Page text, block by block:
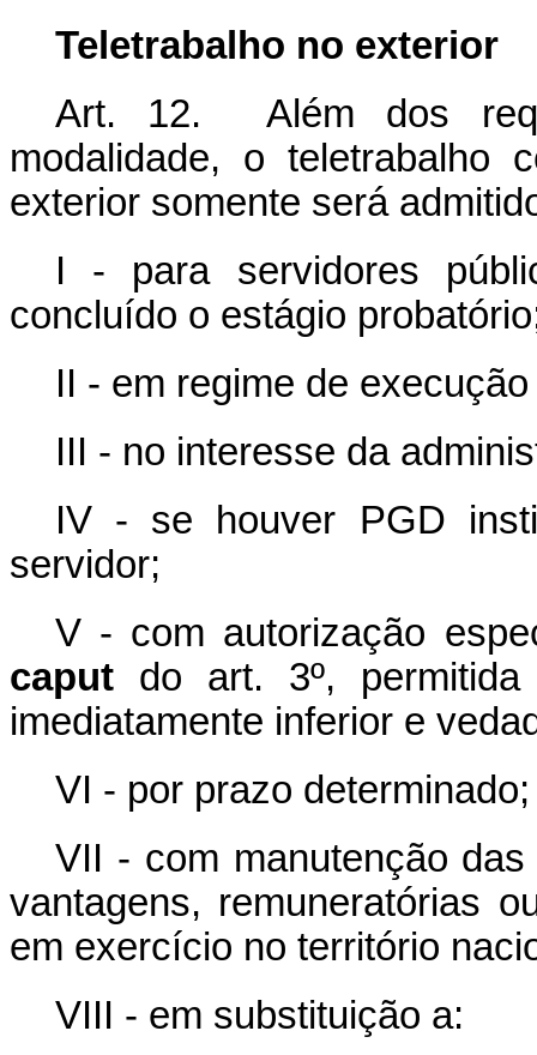
Teletrabalho no exterior
Art. 12. Além dos
modalidade, o teletrabalho
exterior somente será
I - para servidores
concluído o estágio
II - em regime de
III - no interesse da
IV - se houver PGD
servidor;
V - com autorização
caput do art. 3º,
imediatamente inferior e
VI - por prazo determinado;
VII - com manutenção
vantagens, remuneratórias
em exercício no território
VIII - em substituição a: